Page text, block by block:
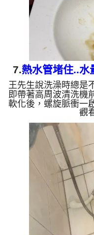
7.熱水管堵住..水
王先生說洗澡時總是
即帶著高周波清洗機
軟化後，螺旋脈衝一
源不絕，經過兩小時
變大了。 為什麼水
壓帶不走管壁陳年汙
同的居家隱患： 棕
色（氧化錳）：
綠）： 銅合金接頭
觀